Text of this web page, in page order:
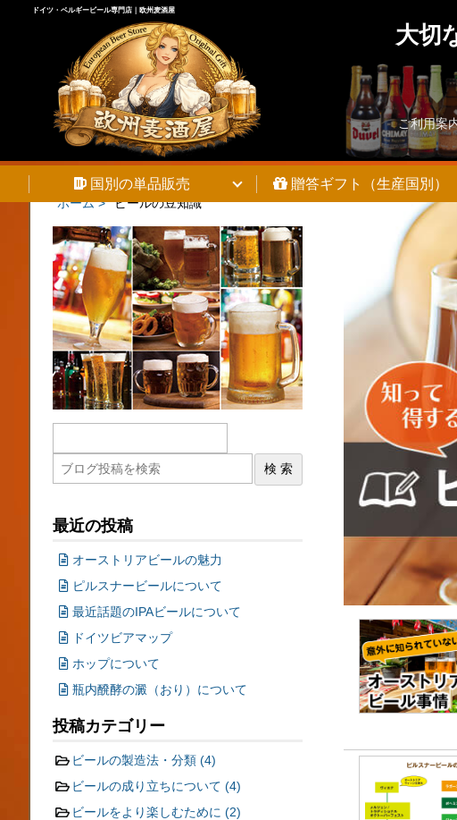
ドイツ・ベルギービール専門店｜欧州麦酒屋
大切
ご利用案
国別の単品販売 贈答ギフト（生産国別）
ホーム > ビールの豆知識
最近の投稿
オーストリアビールの魅力
ピルスナービールについて
最近話題のIPAビールについて
ドイツビアマップ
ホップについて
瓶内醗酵の澱（おり）について
投稿カテゴリー
ビールの製造法・分類(4)
ビールの成り立ちについて (4)
ビールをより楽しむために (2)